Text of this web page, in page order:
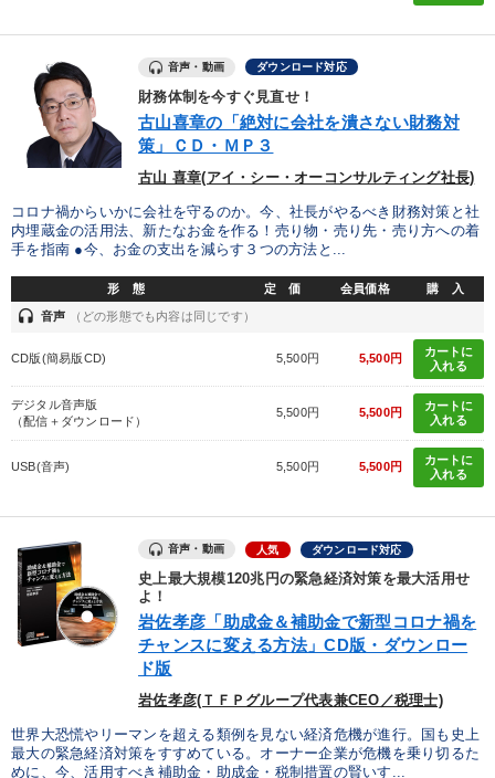
音声・動画 ダウンロード対応
財務体制を今すぐ見直せ！
古山喜章の「絶対に会社を潰さない財務対
策」ＣＤ・ＭＰ３
古山 喜章(アイ・シー・オーコンサルティング社長)
コロナ禍からいかに会社を守るのか。今、社長がやるべき財務対策と社
内埋蔵金の活用法、新たなお金を作る！売り物・売り先・売り方への着
手を指南 ●今、お金の支出を減らす３つの方法と...
形 態 定 価 会員価格 購 入
headset 音声 （どの形態でも内容は同じです）
CD版(簡易版CD) 5,500円 5,500円
カートに
入れる
デジタル音声版
（配信＋ダウンロード）
5,500円 5,500円
カートに
入れる
USB(音声) 5,500円 5,500円
カートに
入れる
音声・動画 人気 ダウンロード対応
史上最大規模120兆円の緊急経済対策を最大活用せ
よ！
岩佐孝彦「助成金＆補助金で新型コロナ禍を
チャンスに変える方法」CD版・ダウンロー
ド版
岩佐孝彦(ＴＦＰグループ代表兼CEO／税理士)
世界大恐慌やリーマンを超える類例を見ない経済危機が進行。国も史上
最大の緊急経済対策をすすめている。オーナー企業が危機を乗り切るた
めに、今、活用すべき補助金・助成金・税制措置の賢いす...